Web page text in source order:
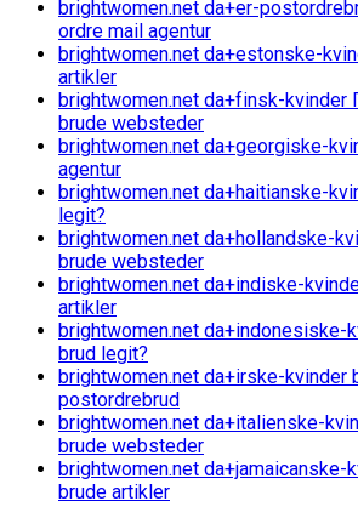
brightwomen.net da+er-
ordre mail agentur
brightwomen.net da+estonske-
artikler
brightwomen.net da+finsk-kvinder
brude websteder
brightwomen.net da+georgiske-
agentur
brightwomen.net da+haitianske-
legit?
brightwomen.net da+hollandske-
brude websteder
brightwomen.net da+indiske-
artikler
brightwomen.net da+indonesiske-
brud legit?
brightwomen.net da+irske-
postordrebrud
brightwomen.net da+italienske-
brude websteder
brightwomen.net da+jamaicanske-
brude artikler